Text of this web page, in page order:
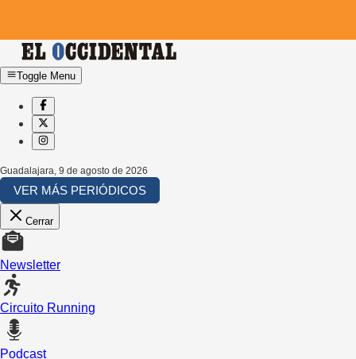
Toggle Menu
Guadalajara, 9 de agosto de 2026
VER MÁS PERIÓDICOS
Cerrar
Newsletter
Circuito Running
Podcast